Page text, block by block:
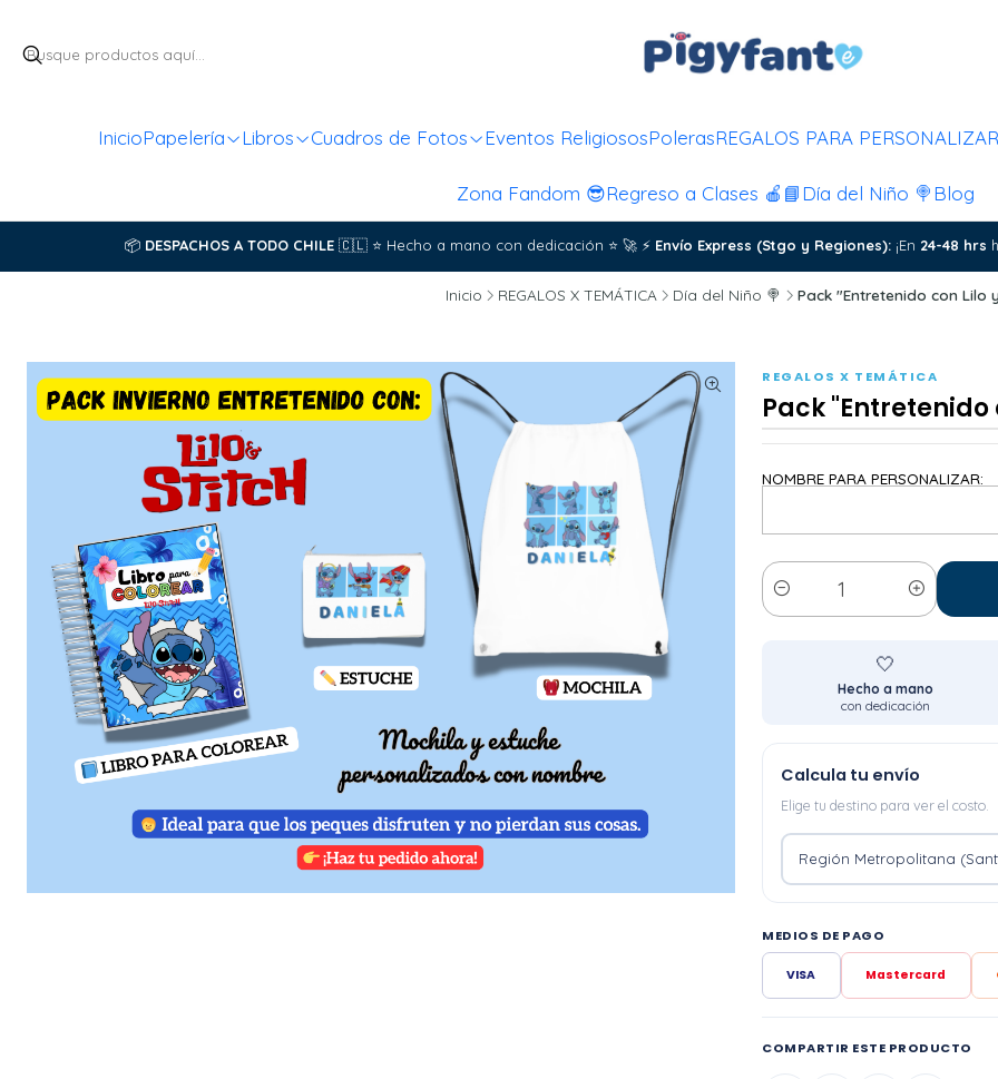
InicioPapelería Libros Cuadros de Fotos Eventos ReligiososPolerasREGALOS PARA PERSONALIZAR
Zona Fandom 😎Regreso a Clases 🍎📘 Día del Niño 🍭 Blog
📦 DESPACHOS A TODO CHILE 🇨🇱 ⭐ Hecho a mano con dedicación ⭐ 🚀 ⚡ Envío Express (Stgo y Regiones): ¡En 24-48 hrs
Inicio REGALOS X TEMÁTICA Día del Niño 🍭 Pack "Entretenido con Lilo
REGALOS X TEMÁTICA
Pack "Entretenido
NOMBRE PARA PERSONALIZAR:
Cantidad
🤍
Hecho a mano
con dedicación
Calcula tu envío
Elige tu destino para ver el costo.
MEDIOS DE PAGO
VISA Mastercard
COMPARTIR ESTE PRODUCTO